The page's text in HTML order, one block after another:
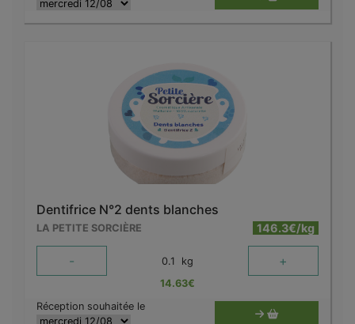
Dentifrice N°2 dents blanches
LA PETITE SORCIÈRE 146.3€/kg
- 0.1 kg +
14.63€
Réception souhaitée le